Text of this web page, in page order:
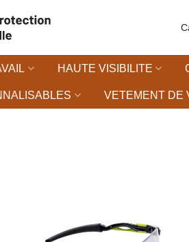
HAUTE VISIBILITE
VETEMENT DE